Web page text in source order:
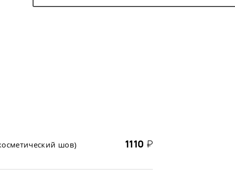
шов)
1110 ₽